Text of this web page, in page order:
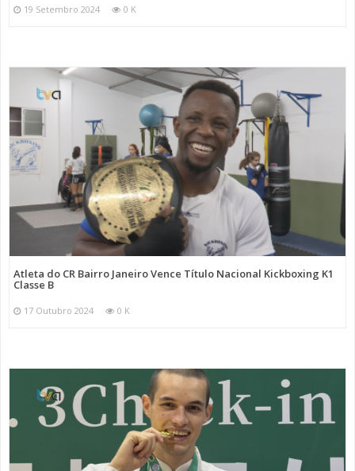
19 Setembro 2024 0 K
Atleta do CR Bairro Janeiro Vence Título Nacional Kickboxing K1
Classe B
17 Outubro 2024 0 K